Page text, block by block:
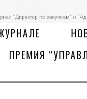
ПРЕМИЯ